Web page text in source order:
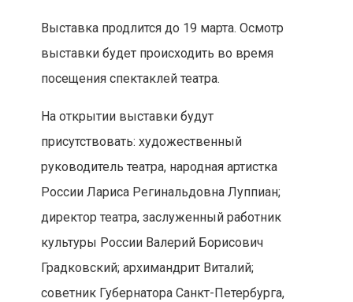
Выставка продлится до 19 марта. Осмотр
выставки будет происходить во время
посещения спектаклей театра.
На открытии выставки будут
присутствовать: художественный
руководитель театра, народная артистка
России Лариса Регинальдовна Луппиан;
директор театра, заслуженный работник
культуры России Валерий Борисович
Градковский; архимандрит Виталий;
советник Губернатора Санкт-Петербурга,